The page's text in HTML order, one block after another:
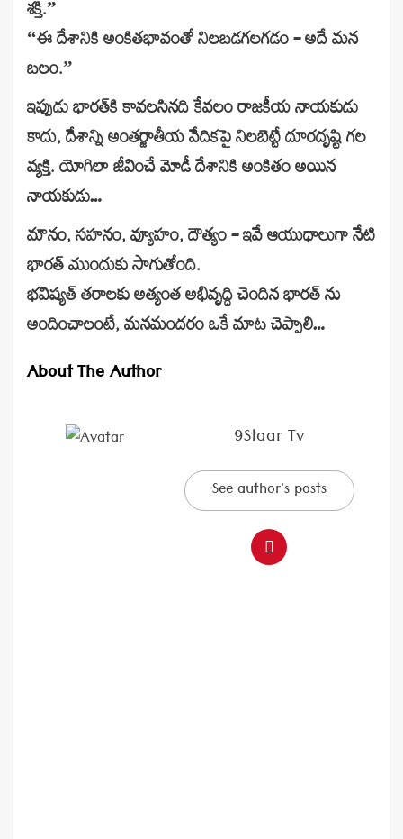
శక్తి.”
“ఈ దేశానికి అంకితభావంతో నిలబడగలగడం – అదే మన
బలం.”
ఇప్పుడు భారత్‌కి కావలసినది కేవలం రాజకీయ నాయకుడు
కాదు, దేశాన్ని అంతర్జాతీయ వేదికపై నిలబెట్టే దూరదృష్టి గల
వ్యక్తి. యోగిలా జీవించే మోడీ దేశానికి అంకితం అయిన
నాయకుడు…
మౌనం, సహనం, వ్యూహం, దౌత్యం – ఇవే ఆయుధాలుగా నేటి
భారత్ ముందుకు సాగుతోంది.
భవిష్యత్ తరాలకు అత్యంత అభివృద్ధి చెందిన భారత్ ను
అందించాలంటే, మనమందరం ఒకే మాట చెప్పాలి…
About The Author
9Staar Tv
See author's posts